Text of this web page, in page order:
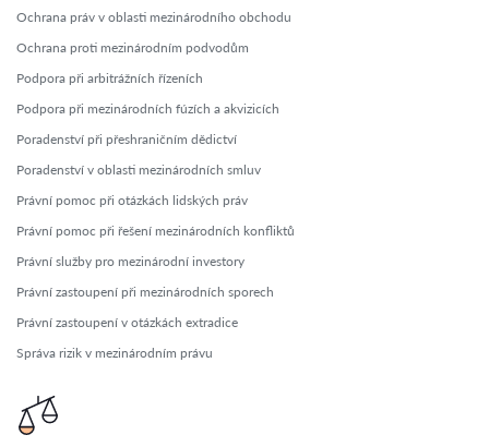
Ochrana práv v oblasti mezinárodního obchodu
Ochrana proti mezinárodním podvodům
Podpora při arbitrážních řízeních
Podpora při mezinárodních fúzích a akvizicích
Poradenství při přeshraničním dědictví
Poradenství v oblasti mezinárodních smluv
Právní pomoc při otázkách lidských práv
Právní pomoc při řešení mezinárodních konfliktů
Právní služby pro mezinárodní investory
Právní zastoupení při mezinárodních sporech
Právní zastoupení v otázkách extradice
Správa rizik v mezinárodním právu